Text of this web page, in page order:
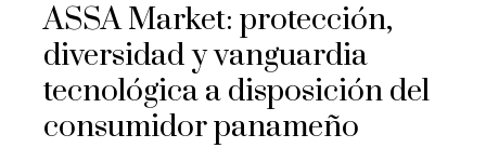
ASSA Market: protección,
diversidad y vanguardia
tecnológica a disposición del
consumidor panameño